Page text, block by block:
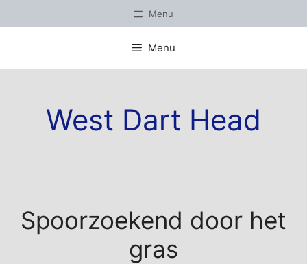
naar
Menu
Menu
West Dart Head
Spoorzoekend door het
gras